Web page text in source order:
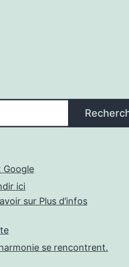
Google
ici
sur Plus d’infos
se rencontrent.